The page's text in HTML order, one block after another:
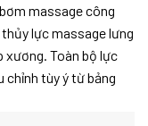
massage công
lực massage lưng
xương. Toàn bộ lực
chỉnh tùy ý từ bảng